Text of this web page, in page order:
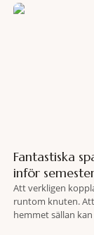
Fantastiska
inför
Att verkligen
runtom knuten.
hemmet sällan